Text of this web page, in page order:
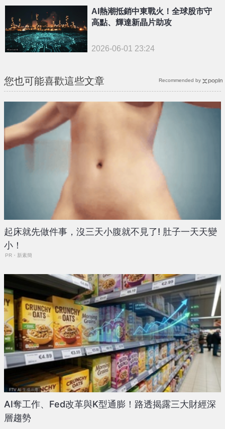
AI熱潮抵銷中東戰火！全球股市守
高點、輝達新晶片助攻
2026-06-01 23:24
您也可能喜歡這些文章
起床就先做件事，沒三天小腹就不見了! 肚子一天天變
小！
PR・新素簡
AI奪工作、Fed改革與K型通膨！路透揭露三大財經深
層趨勢
Recommended by